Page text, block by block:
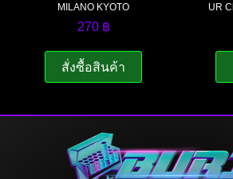
MILANO KYOTO
270 ฿
สั่งซื้อสินค้า
UR